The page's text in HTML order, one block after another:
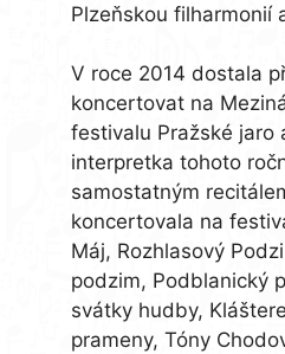
Plzeňskou filharmonií
V roce 2014 dostala
koncertovat na
festivalu Pražské jaro
interpretka tohoto
samostatným
koncertovala na
Máj, Rozhlasový
podzim, Podblanický
svátky hudby,
prameny, Tóny